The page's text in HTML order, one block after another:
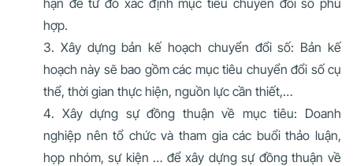
hợp.
Xây dựng bản kế hoạch chuyển đổi số: Bản kế
hoạch này sẽ bao gồm các mục tiêu chuyển đổi số cụ
thể, thời gian thực hiện, nguồn lực cần thiết,…
Xây dựng sự đồng thuận về mục tiêu: Doanh
nghiệp nên tổ chức và tham gia các buổi thảo luận,
họp nhóm, sự kiện … để xây dựng sự đồng thuận về